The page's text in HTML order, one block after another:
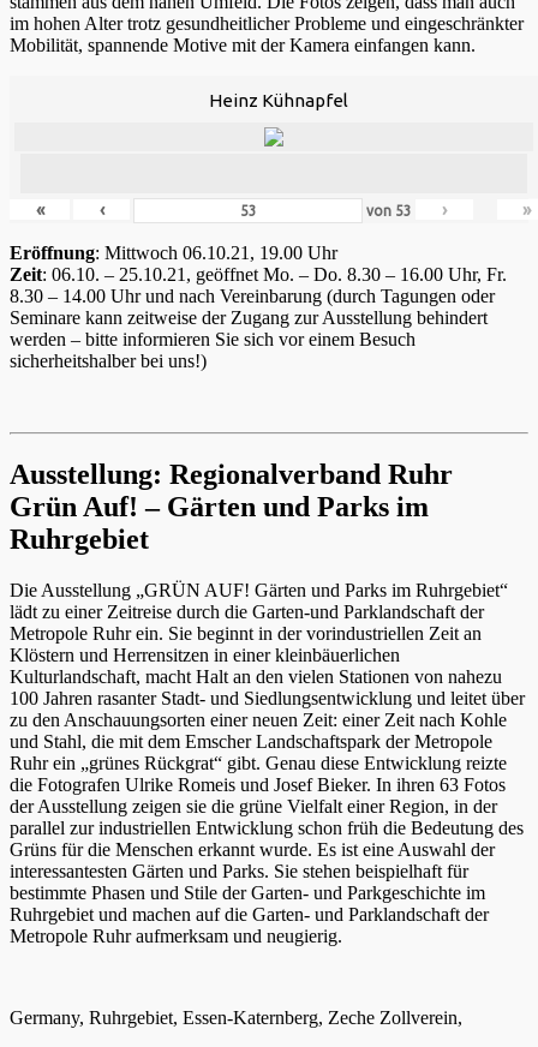
im hohen Alter trotz gesundheitlicher Probleme und eingeschränkter
Mobilität, spannende Motive mit der Kamera einfangen kann.
Heinz Kühnapfel
« ‹ von 53 › »
Eröffnung: Mittwoch 06.10.21, 19.00 Uhr
Zeit: 06.10. – 25.10.21, geöffnet Mo. – Do. 8.30 – 16.00 Uhr, Fr.
8.30 – 14.00 Uhr und nach Vereinbarung (durch Tagungen oder
Seminare kann zeitweise der Zugang zur Ausstellung behindert
werden – bitte informieren Sie sich vor einem Besuch
sicherheitshalber bei uns!)
Ausstellung: Regionalverband Ruhr
Grün Auf! – Gärten und Parks im
Ruhrgebiet
Die Ausstellung „GRÜN AUF! Gärten und Parks im Ruhrgebiet“
lädt zu einer Zeitreise durch die Garten-und Parklandschaft der
Metropole Ruhr ein. Sie beginnt in der vorindustriellen Zeit an
Klöstern und Herrensitzen in einer kleinbäuerlichen
Kulturlandschaft, macht Halt an den vielen Stationen von nahezu
100 Jahren rasanter Stadt- und Siedlungsentwicklung und leitet über
zu den Anschauungsorten einer neuen Zeit: einer Zeit nach Kohle
und Stahl, die mit dem Emscher Landschaftspark der Metropole
Ruhr ein „grünes Rückgrat“ gibt. Genau diese Entwicklung reizte
die Fotografen Ulrike Romeis und Josef Bieker. In ihren 63 Fotos
der Ausstellung zeigen sie die grüne Vielfalt einer Region, in der
parallel zur industriellen Entwicklung schon früh die Bedeutung des
Grüns für die Menschen erkannt wurde. Es ist eine Auswahl der
interessantesten Gärten und Parks. Sie stehen beispielhaft für
bestimmte Phasen und Stile der Garten- und Parkgeschichte im
Ruhrgebiet und machen auf die Garten- und Parklandschaft der
Metropole Ruhr aufmerksam und neugierig.
Germany, Ruhrgebiet, Essen-Katernberg, Zeche Zollverein,